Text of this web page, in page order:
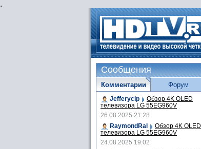
.
Сообщения
Комментарии
Jefferycip Обзор 4K OLED
телевизора LG 55EG960V
26.08.2025 21:28
RaymondRal
Обзор 4K OLED
телевизора LG 55EG960V
24.08.2025 19:02
Форум